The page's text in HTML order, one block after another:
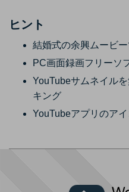
ヒント
結婚式の余興ムービ
PC画面録画フリーソ
YouTubeサムネイル
キング
YouTubeアプリのア